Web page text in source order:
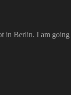
in Berlin. I am